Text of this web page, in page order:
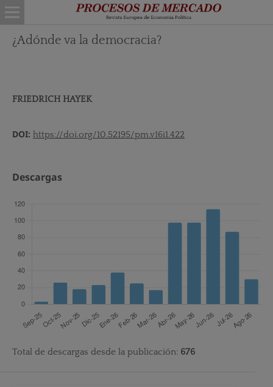
¿Adónde va la democracia?
FRIEDRICH HAYEK
DOI: https://doi.org/10.52195/pm.v16i1.422
Descargas
Total de descargas desde la publicación: 676